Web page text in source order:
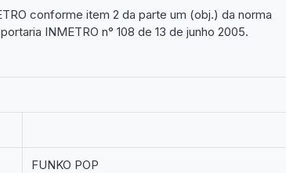
conforme item 2 da parte um (obj.) da norma
INMETRO n° 108 de 13 de junho 2005.
FUNKO POP